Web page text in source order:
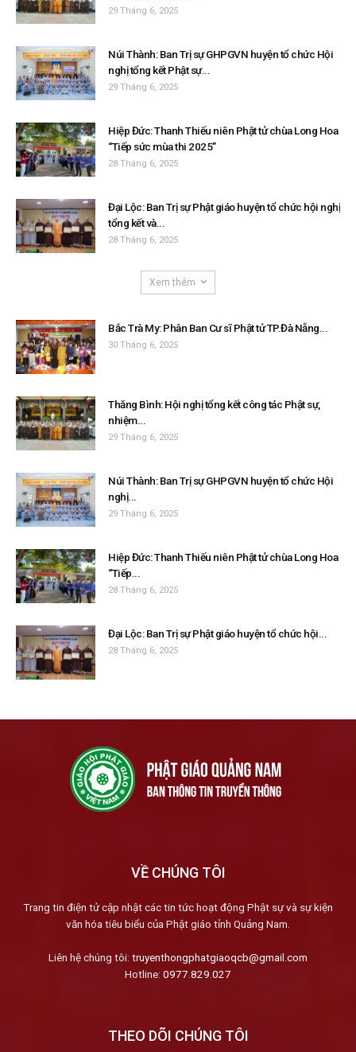
29 Tháng 6, 2025
Núi Thành: Ban Trị sự GHPGVN huyện tổ chức Hội
nghị tổng kết Phật sự...
29 Tháng 6, 2025
Hiệp Đức: Thanh Thiếu niên Phật tử chùa Long Hoa
“Tiếp sức mùa thi 2025”
28 Tháng 6, 2025
Đại Lộc: Ban Trị sự Phật giáo huyện tổ chức hội nghị
tổng kết và...
28 Tháng 6, 2025
Xem thêm
Bắc Trà My: Phân Ban Cư sĩ Phật tử TP.Đà Nẵng...
30 Tháng 6, 2025
Thăng Bình: Hội nghị tổng kết công tác Phật sự,
nhiệm...
29 Tháng 6, 2025
Núi Thành: Ban Trị sự GHPGVN huyện tổ chức Hội
nghị...
29 Tháng 6, 2025
Hiệp Đức: Thanh Thiếu niên Phật tử chùa Long Hoa
“Tiếp...
28 Tháng 6, 2025
Đại Lộc: Ban Trị sự Phật giáo huyện tổ chức hội...
28 Tháng 6, 2025
VỀ CHÚNG TÔI
Trang tin điện tử cập nhật các tin tức hoạt động Phật sự và sự kiện
văn hóa tiêu biểu của Phật giáo tỉnh Quảng Nam.
Liên hệ chúng tôi: truyenthongphatgiaoqcb@gmail.com
Hotline: 0977.829.027
THEO DÕI CHÚNG TÔI